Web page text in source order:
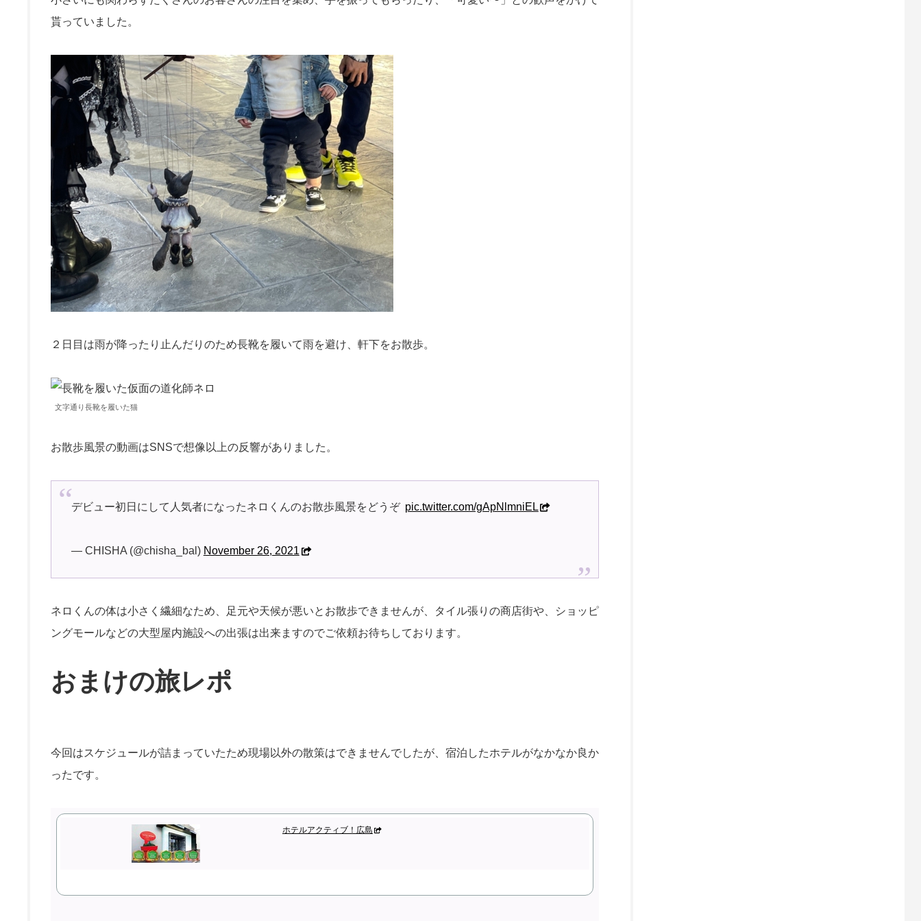
貰っていました。
２日目は雨が降ったり止んだりのため長靴を履いて雨を避け、軒下をお散歩。
文字通り長靴を履いた猫
お散歩風景の動画はSNSで想像以上の反響がありました。
デビュー初日にして人気者になったネロくんのお散歩風景をどうぞ pic.twitter.com/gApNlmniEL
— CHISHA (@chisha_bal) November 26, 2021
ネロくんの体は小さく繊細なため、足元や天候が悪いとお散歩できませんが、タイル張りの商店街や、ショッピ
ングモールなどの大型屋内施設への出張は出来ますのでご依頼お待ちしております。
おまけの旅レポ
今回はスケジュールが詰まっていたため現場以外の散策はできませんでしたが、宿泊したホテルがなかなか良か
ったです。
ホテルアクティブ！広島